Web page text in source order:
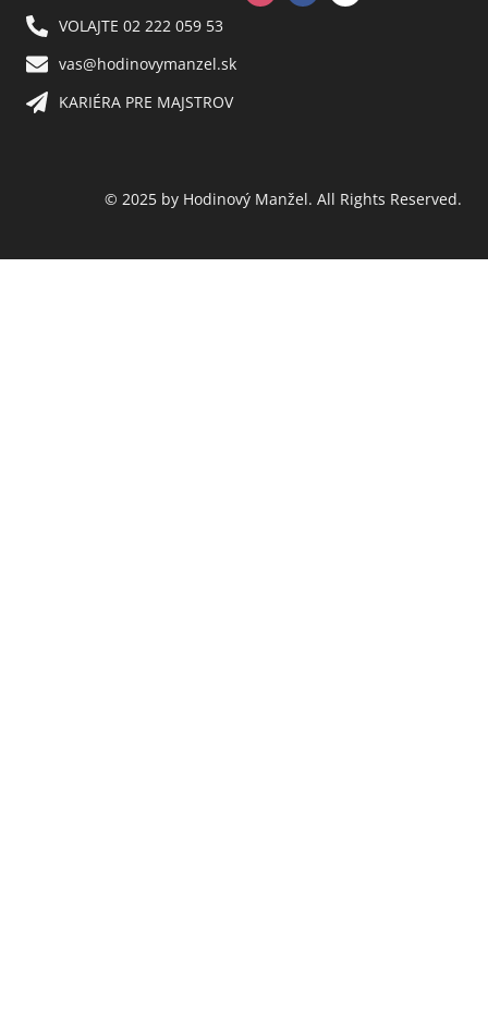
VOLAJTE 02 222 059 53​
vas@hodinovymanzel.sk​
KARIÉRA PRE MAJSTROV​
© 2025 by Hodinový Manžel. All Rights Reserved.